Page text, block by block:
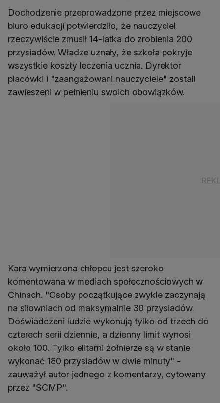
Dochodzenie przeprowadzone przez miejscowe
biuro edukacji potwierdziło, że nauczyciel
rzeczywiście zmusił 14-latka do zrobienia 200
przysiadów. Władze uznały, że szkoła pokryje
wszystkie koszty leczenia ucznia. Dyrektor
placówki i "zaangażowani nauczyciele" zostali
zawieszeni w pełnieniu swoich obowiązków.
Kara wymierzona chłopcu jest szeroko
komentowana w mediach społecznościowych w
Chinach. "Osoby początkujące zwykle zaczynają
na siłowniach od maksymalnie 30 przysiadów.
Doświadczeni ludzie wykonują tylko od trzech do
czterech serii dziennie, a dzienny limit wynosi
około 100. Tylko elitarni żołnierze są w stanie
wykonać 180 przysiadów w dwie minuty" -
zauważył autor jednego z komentarzy, cytowany
przez "SCMP".